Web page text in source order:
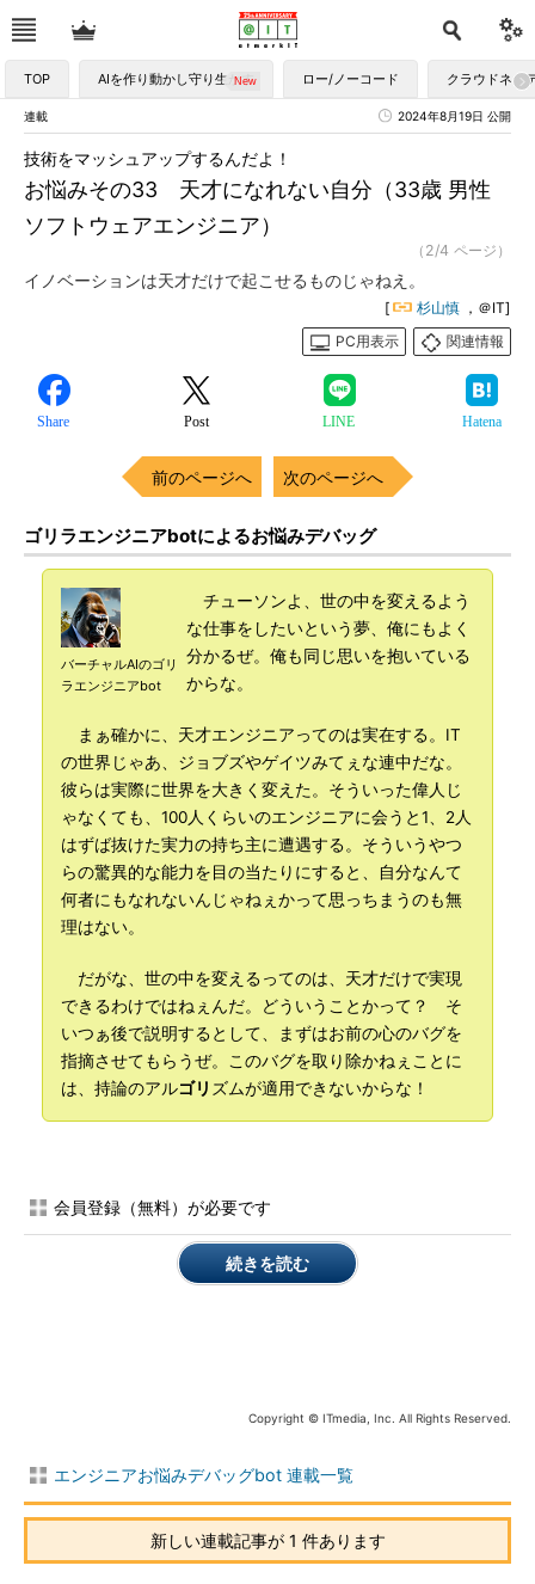
TOP AIを作り動かし守り生かす ロー/ノーコード クラウドネイ
連載 2024年8月19日 公開
お悩みその33 天才になれない自分（33歳 男性
ソフトウェアエンジニア）
技術をマッシュアップするんだよ！
（2/4 ページ）
イノベーションは天才だけで起こせるものじゃねえ。
[ 杉山慎 ，＠IT]
PC用表示
関連情報
Share Post LINE Hatena
前のページへ 次のページへ
ゴリラエンジニアbotによるお悩みデバッグ
バーチャルAIのゴリ
ラエンジニアbot
チューソンよ、世の中を変えるよう
な仕事をしたいという夢、俺にもよく
分かるぜ。俺も同じ思いを抱いている
からな。
まぁ確かに、天才エンジニアってのは実在する。IT
の世界じゃあ、ジョブズやゲイツみてぇな連中だな。
彼らは実際に世界を大きく変えた。そういった偉人じ
ゃなくても、100人くらいのエンジニアに会うと1、2人
はずば抜けた実力の持ち主に遭遇する。そういうやつ
らの驚異的な能力を目の当たりにすると、自分なんて
何者にもなれないんじゃねぇかって思っちまうのも無
理はない。
だがな、世の中を変えるってのは、天才だけで実現
できるわけではねぇんだ。どういうことかって？ そ
いつぁ後で説明するとして、まずはお前の心のバグを
指摘させてもらうぜ。このバグを取り除かねぇことに
は、持論のアルゴリ ズムが適用できないからな！
会員登録（無料）が必要です
続きを読む
Copyright © ITmedia, Inc. All Rights Reserved.
エンジニアお悩みデバッグbot 連載一覧
新しい連載記事が 1 件あります